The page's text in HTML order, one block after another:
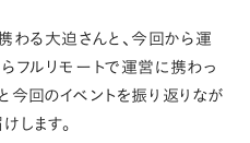
わる大迫さんと、今回から運
フルリモートで運営に携わっ
今回のイベントを振り返りなが
します。